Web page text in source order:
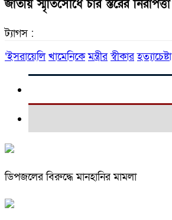
জাতীয় স্মৃতিসৌধে চার স্তরের নিরাপত্তা
ট্যাগস :
‘ইসরায়েলি খামেনিকে মন্ত্রীর স্বীকার হত্যাচেষ্টা
ডিপজলের বিরুদ্ধে মানহানির মামলা